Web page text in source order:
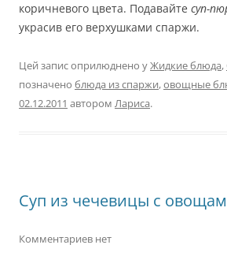
коричневого цвета. Подавайте суп-
украсив его верхушками спаржи.
Цей запис оприлюднено уЖидкие блюда,
позначено блюда из спаржи,овощные
02.12.2011 автором Лариса.
Суп из чечевицы с
Комментариев нет